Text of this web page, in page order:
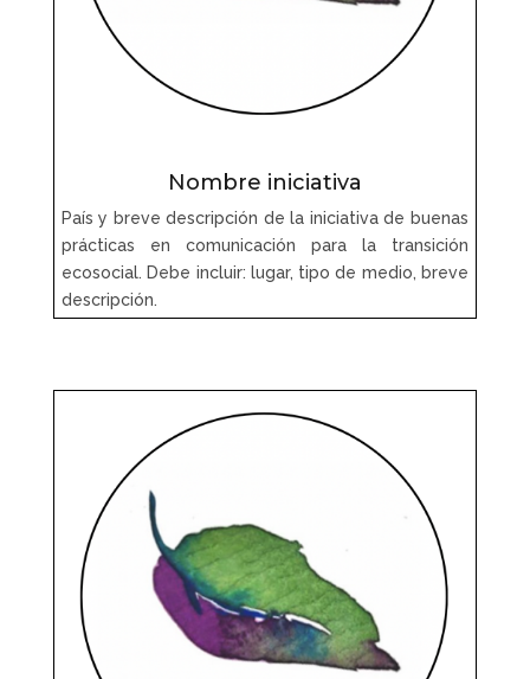
Nombre iniciativa
País y breve descripción de la iniciativa de buenas
prácticas en comunicación para la transición
ecosocial. Debe incluir: lugar, tipo de medio, breve
descripción.